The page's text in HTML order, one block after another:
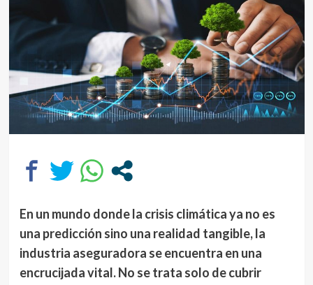
En un mundo donde la crisis climática ya no es
una predicción sino una realidad tangible, la
industria aseguradora se encuentra en una
encrucijada vital. No se trata solo de cubrir